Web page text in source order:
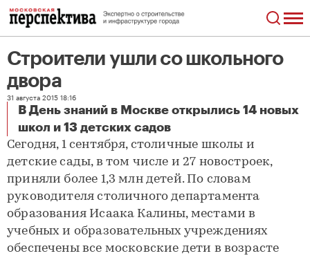
Строители ушли со школьного
двора
31 августа 2015 18:16
В День знаний в Москве открылись 14 новых
школ и 13 детских садов
Строители ушли со школьного двора
Сегодня, 1 сентября, столичные школы и
детские сады, в том числе и 27 новостроек,
приняли более 1,3 млн детей. По словам
руководителя столичного департамента
образования Исаака Калины, местами в
учебных и образовательных учреждениях
обеспечены все московские дети в возрасте